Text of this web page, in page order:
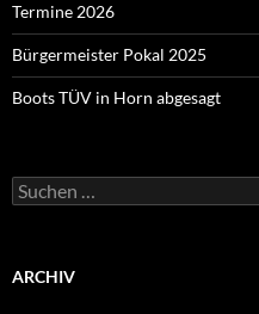
Termine 2026
Bürgermeister Pokal 2025
Boots TÜV in Horn abgesagt
Suchen
nach:
ARCHIV